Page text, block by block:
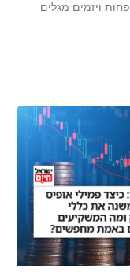
ויזמים מגלים